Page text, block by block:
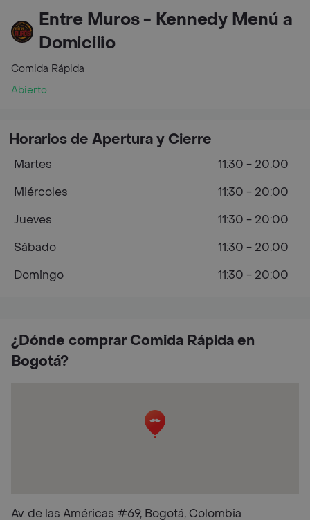
Entre Muros - Kennedy Menú a
Domicilio
Comida Rápida
Abierto
¿Dónde comprar Comida Rápida en
Bogotá?
Av. de las Américas #69, Bogotá, Colombia
Horarios de Apertura y Cierre
Martes
11:30 - 20:00
Miércoles
11:30 - 20:00
Jueves
11:30 - 20:00
Sábado
11:30 - 20:00
Domingo
11:30 - 20:00